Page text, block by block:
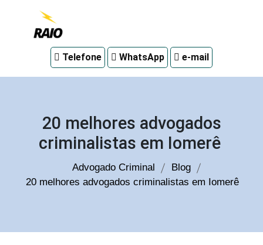
em
Telefone WhatsApp e-mail
20 melhores advogados
criminalistas em Iomerê
Advogado Criminal
Blog
20 melhores advogados criminalistas em Iomerê